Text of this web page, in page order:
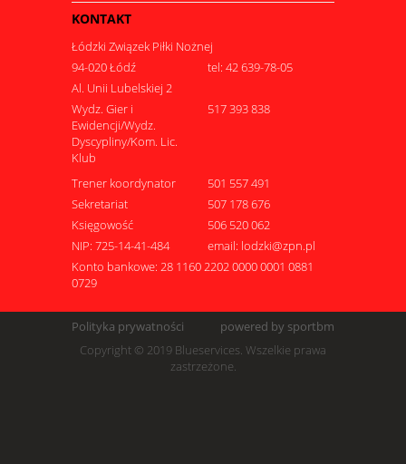
KONTAKT
Łódzki Związek Piłki Nożnej
94-020 Łódź
tel: 42 639-78-05
Al. Unii Lubelskiej 2
Wydz. Gier i
Ewidencji/Wydz.
Dyscypliny/Kom. Lic.
Klub
517 393 838
Trener koordynator
501 557 491
Sekretariat
507 178 676
Księgowość
506 520 062
NIP: 725-14-41-484
email: lodzki@zpn.pl
Konto bankowe: 28 1160 2202 0000 0001 0881
0729
Polityka prywatności
powered by sportbm
Copyright © 2019 Blueservices. Wszelkie prawa
zastrzeżone.